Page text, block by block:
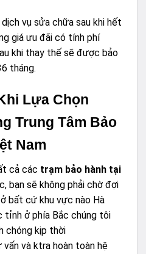
vụ sửa chữa sau khi hết
giá ưu đãi có tính phí
khi thay thế sẽ được bảo
tháng.
Lựa Chọn
Trung Tâm Bảo
Nam
cả các trạm bảo hành tại
bạn sẽ không phải chờ đợi
bất cứ khu vực nào Hà
tỉnh ở phía Bắc chúng tôi
chóng kịp thời
và ktra hoàn toàn hệ